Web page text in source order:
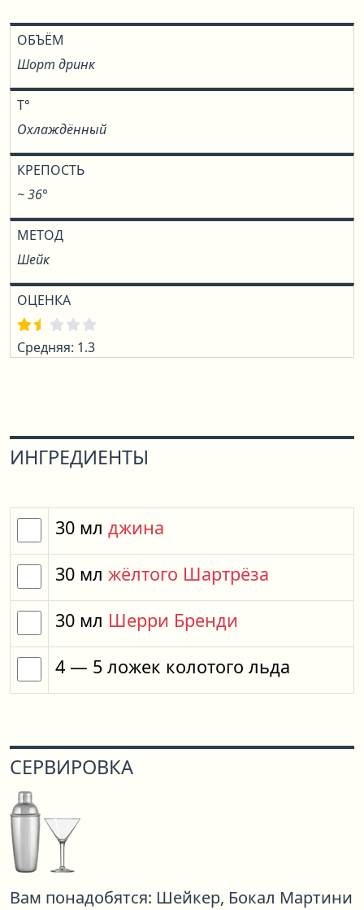
ОБЪЁМ
Шорт дринк
T°
Охлаждённый
КРЕПОСТЬ
~ 36°
МЕТОД
Шейк
ОЦЕНКА
Средняя: 1.3
ИНГРЕДИЕНТЫ
30 мл джина
30 мл жёлтого Шартрёза
30 мл Шерри Бренди
4 — 5 ложек колотого льда
СЕРВИРОВКА
Вам понадобятся: Шейкер, Бокал Мартини